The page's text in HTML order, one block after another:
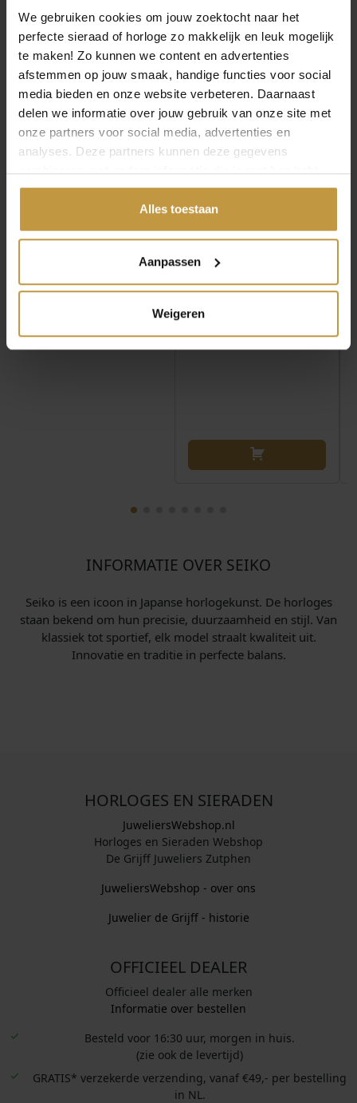
We gebruiken cookies om jouw zoektocht naar het
perfecte sieraad of horloge zo makkelijk en leuk mogelijk
te maken! Zo kunnen we content en advertenties
afstemmen op jouw smaak, handige functies voor social
media bieden en onze website verbeteren. Daarnaast
delen we informatie over jouw gebruik van onze site met
onze partners voor social media, advertenties en
analyses. Deze partners kunnen deze gegevens
combineren met andere informatie die je met hen hebt
gedeeld of die ze hebben verzameld via jouw gebruik van
Alles toestaan
Aanpassen
Weigeren
MEER VAN SEIKO
750,00
SEIKO PROSPEX
SSC961P1 SOLAR
CHRONOGRAAF
HORLOGE
Levertijd: 4-5 werkdagen
Aanbieding!
790,00
O
o
r
s
p
k
i
k
e
w
9
0
,
0
H
i
r
s
s
:
SEIKO PROSPEX
SSC941P1 SOLAR
CHRONOGRAAF
HORLOGE
1x Direct leverbaar, 1
INFORMATIE OVER SEIKO
Seiko is een icoon in Japanse horlogekunst. De horloges
staan bekend om hun precisie, duurzaamheid en stijl. Van
klassiek tot sportief, elk model straalt kwaliteit uit.
Innovatie en traditie in perfecte balans.
HORLOGES EN SIERADEN
JuweliersWebshop.nl
Horloges en Sieraden Webshop
De Grijff Juweliers Zutphen
JuweliersWebshop - over ons
Juwelier de Grijff - historie
OFFICIEEL DEALER
Officieel dealer alle merken
Informatie over bestellen
Besteld voor 16:30 uur, morgen in huis.
(zie ook de levertijd)
GRATIS* verzekerde verzending, vanaf €49,- per bestelling
in NL.